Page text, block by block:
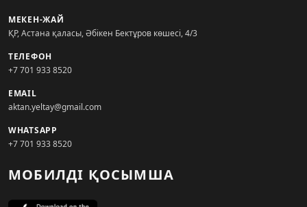
МЕКЕН-ЖАЙ
ҚР, Астана қаласы, Әбікен Бектұров көшесі, 4/3
ТЕЛЕФОН
+7 701 933 8520
EMAIL
aktan.yeltay@gmail.com
WHATSAPP
+7 701 933 8520
МОБИЛДІ ҚОСЫМША